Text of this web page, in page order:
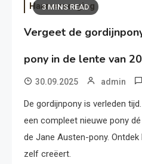
3 MINS READ
Haarverzorging
Vergeet de
pony in de lente van
30.09.2025 admin
De gordijnpony is verleden
een compleet nieuwe pony
de Jane Austen-pony.
zelf creëert.